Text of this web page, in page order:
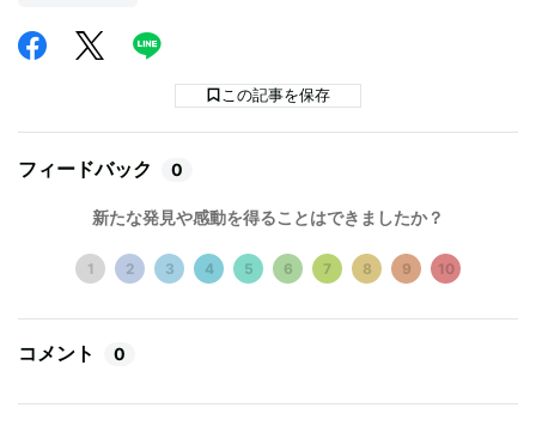
この記事を保存
フィードバック 0
新たな発見や感動を得ることはできましたか？
1 2 3 4 5 6 7 8 9 10
コメント 0